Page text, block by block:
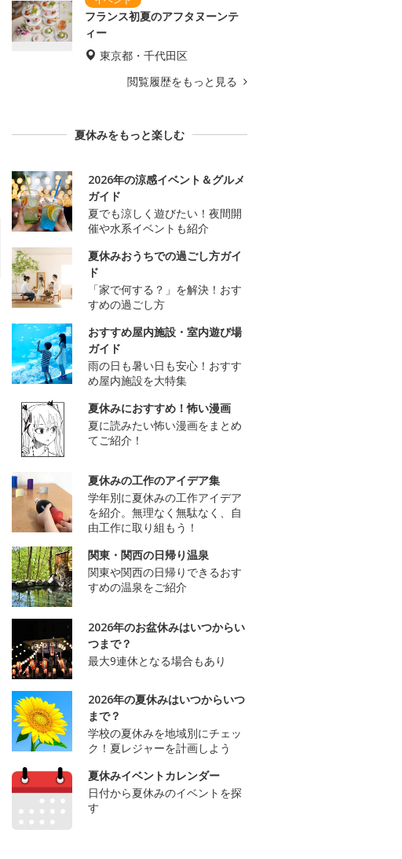
フランス初夏のアフタヌーンテ
ィー
東京都・千代田区
閲覧履歴をもっと見る
夏休みをもっと楽しむ
2026年の涼感イベント＆グルメ
ガイド
夏でも涼しく遊びたい！夜間開
催や水系イベントも紹介
夏休みおうちでの過ごし方ガイ
ド
「家で何する？」を解決！おす
すめの過ごし方
おすすめ屋内施設・室内遊び場
ガイド
雨の日も暑い日も安心！おすす
め屋内施設を大特集
夏休みにおすすめ！怖い漫画
夏に読みたい怖い漫画をまとめ
てご紹介！
夏休みの工作のアイデア集
学年別に夏休みの工作アイデア
を紹介。無理なく無駄なく、自
由工作に取り組もう！
関東・関西の日帰り温泉
関東や関西の日帰りできるおす
すめの温泉をご紹介
2026年のお盆休みはいつからい
つまで？
最大9連休となる場合もあり
2026年の夏休みはいつからいつ
まで？
学校の夏休みを地域別にチェッ
ク！夏レジャーを計画しよう
夏休みイベントカレンダー
日付から夏休みのイベントを探
す